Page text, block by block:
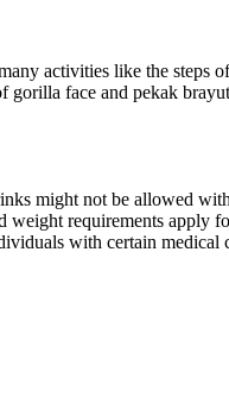
activities like the steps
face and pekak
might not be allowed
requirements apply
with certain medical